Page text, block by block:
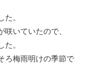
。
いていたので、
。
ろ梅雨明けの季節で